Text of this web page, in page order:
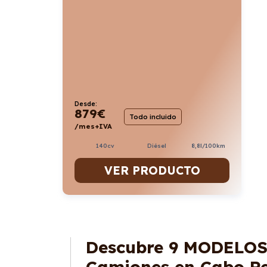
Desde:
879€
/mes+IVA
Todo incluido
140cv Diésel 8,8l/100km
VER PRODUCTO
Descubre 9 MODELOS